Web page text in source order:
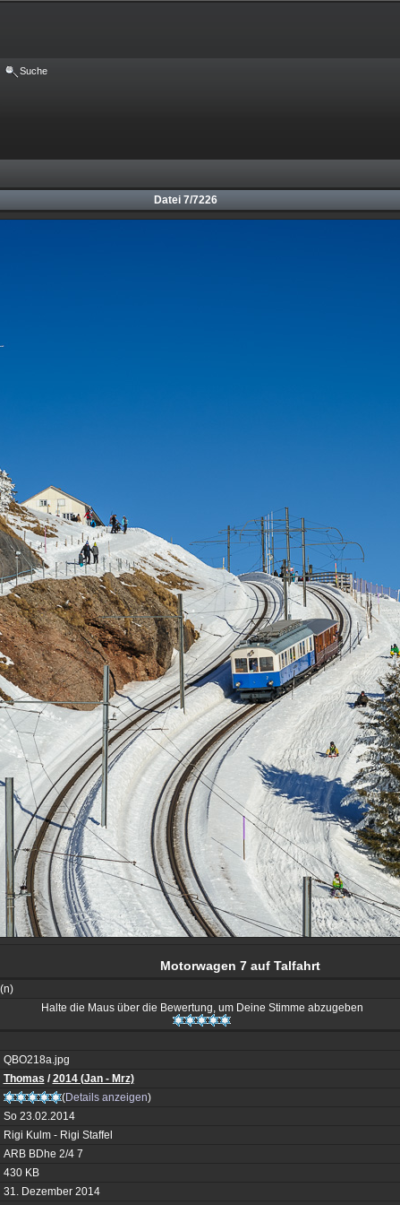
Suche
Datei 7/7226
Motorwagen 7 auf Talfahrt
Halte die Maus über die Bewertung, um Deine Stimme abzugeben
QBO218a.jpg
Thomas /2014 (Jan - Mrz)
(Details anzeigen)
So 23.02.2014
Rigi Kulm - Rigi Staffel
ARB BDhe 2/4 7
430 KB
31. Dezember 2014